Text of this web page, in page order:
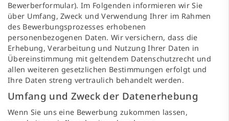
Bewerberformular). Im Folgenden informieren wir Sie
über Umfang, Zweck und Verwendung Ihrer im Rahmen
des Bewerbungsprozesses erhobenen
personenbezogenen Daten. Wir versichern, dass die
Erhebung, Verarbeitung und Nutzung Ihrer Daten in
Übereinstimmung mit geltendem Datenschutzrecht und
allen weiteren gesetzlichen Bestimmungen erfolgt und
Ihre Daten streng vertraulich behandelt werden.
Umfang und Zweck der Datenerhebung
Wenn Sie uns eine Bewerbung zukommen lassen,